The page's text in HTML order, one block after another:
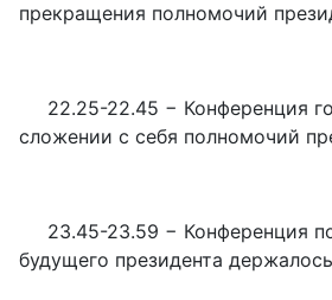
прекращения полномочий
22.25-22.45 − Конференция
сложении с себя полномочий
23.45-23.59 − Конференция
будущего президента